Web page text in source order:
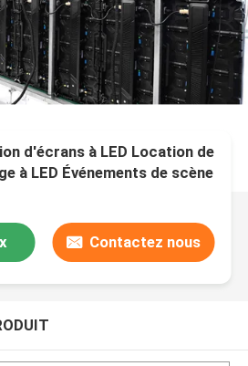
d'écrans à LED Location de
à LED Événements de scène
Contactez nous